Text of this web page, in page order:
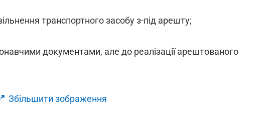
транспортного засобу з-під арешту;
документами, але до реалізації арештованого
Збільшити зображення